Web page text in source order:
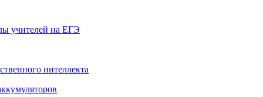
учителей на ЕГЭ
интеллекта